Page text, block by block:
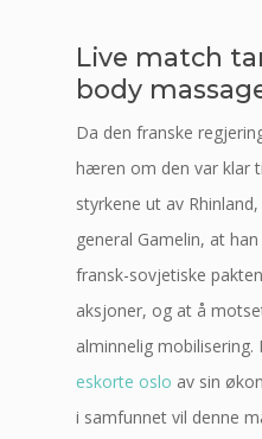
Live match
body
Da den franske
hæren om den var klar
styrkene ut av
general Gamelin, at
fransk-sovjetiske
aksjoner, og at å
alminnelig mobilisering. I
eskorte oslo av sin
i samfunnet vil denne